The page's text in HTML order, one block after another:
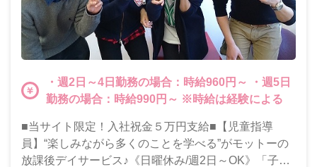
・週2日～4日勤務の場合：時給960円～ ・週5日
勤務の場合：時給990円～ ※時給は経験による
■当サイト限定！入社祝金５万円支給■【児童指導
員】“楽しみながら多くのことを学べる”がモットーの
放課後デイサービス♪《日曜休み/週2日～OK》「子ど